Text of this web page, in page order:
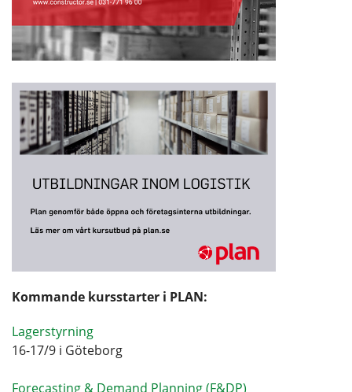
Kommande kursstarter i PLAN:
Lagerstyrning
16-17/9 i Göteborg
Forecasting & Demand Planning (F&DP)